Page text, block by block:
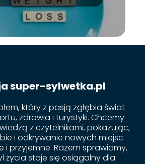
super-sylwetka.pl
który z pasją zgłębia świat
zdrowia i turystyki. Chcemy
z czytelnikami, pokazując,
i odkrywanie nowych miejsc
i przyjemne. Razem sprawiamy,
życia staje się osiągalny dla